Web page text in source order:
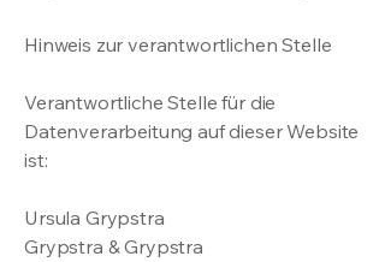
Hinweis zur verantwortlichen Stelle
Verantwortliche Stelle für die
Datenverarbeitung auf dieser Website
ist:
Ursula Grypstra
Grypstra & Grypstra